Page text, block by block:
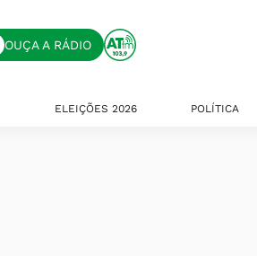
OUÇA A RÁDIO
ELEIÇÕES 2026 POLÍTICA